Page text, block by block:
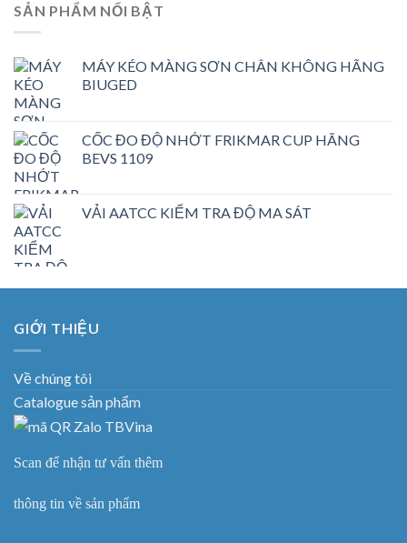
SẢN PHẨM NỔI BẬT
MÁY KÉO MÀNG SƠN CHÂN KHÔNG HÃNG
BIUGED
CỐC ĐO ĐỘ NHỚT FRIKMAR CUP HÃNG
BEVS 1109
VẢI AATCC KIỂM TRA ĐỘ MA SÁT
GIỚI THIỆU
Về chúng tôi
Catalogue sản phẩm
Scan để nhận tư vấn thêm
thông tin về sản phẩm